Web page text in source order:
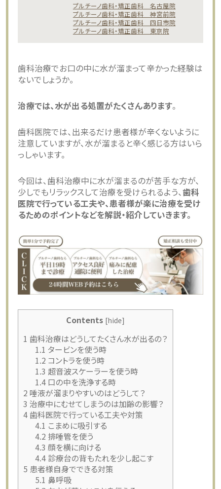
プルチーノ歯科・矯正歯科 名古屋院
プルチーノ歯科・矯正歯科 神宮前院
プルチーノ歯科・矯正歯科 四日市院
プルチーノ歯科・矯正歯科 東京院
歯科治療でお口の中に水が溜まって辛かった経験は
ないでしょうか。
治療では、水が出る処置がたくさんあります。
歯科医院では、出来るだけ患者様が辛くないように
注意していますが、水が溜まると辛く感じる方はいら
っしゃいます。
今回は、歯科治療中に水が溜まるのが苦手な方が、
少しでもリラックスして治療を受けられるよう、歯科
医院で行っている工夫や、患者様が楽に治療を受け
るためのポイントなどを解説・紹介していきます。
Contents [hide]
1 歯科治療はどうしてたくさん水が出るの？
1.1 タービンを使う時
1.2 コントラを使う時
1.3 超音波スケーラーを使う時
1.4口の中を洗浄する時
2 唾液が溜まりやすいのはどうして？
3 治療中にむせてしまうのは加齢の影響？
4歯科医院で行っている工夫や対策
4.1 こまめに吸引する
4.2 排唾管を使う
4.3 顔を横に向ける
4.4診療台の背もたれを少し起こす
5 患者様自身でできる対策
5.1 鼻呼吸